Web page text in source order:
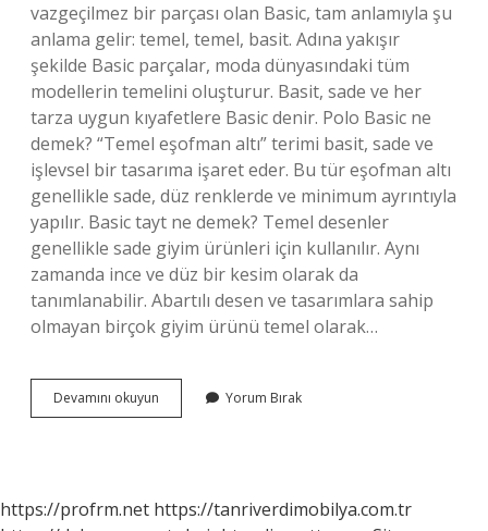
vazgeçilmez bir parçası olan Basic, tam anlamıyla şu
anlama gelir: temel, temel, basit. Adına yakışır
şekilde Basic parçalar, moda dünyasındaki tüm
modellerin temelini oluşturur. Basit, sade ve her
tarza uygun kıyafetlere Basic denir. Polo Basic ne
demek? “Temel eşofman altı” terimi basit, sade ve
işlevsel bir tasarıma işaret eder. Bu tür eşofman altı
genellikle sade, düz renklerde ve minimum ayrıntıyla
yapılır. Basic tayt ne demek? Temel desenler
genellikle sade giyim ürünleri için kullanılır. Aynı
zamanda ince ve düz bir kesim olarak da
tanımlanabilir. Abartılı desen ve tasarımlara sahip
olmayan birçok giyim ürünü temel olarak…
Devamını okuyun Batmanın
Yeni
Yorum Bırak
https://profrm.net https://tanriverdimobilya.com.tr